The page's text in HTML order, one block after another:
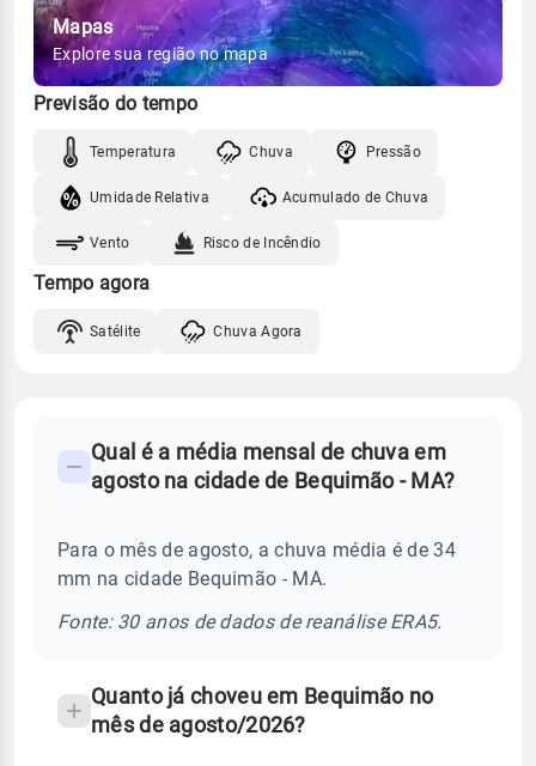
Mapas
Explore sua região no mapa
Previsão do tempo
Temperatura Chuva Pressão
Umidade Relativa Acumulado de Chuva
Vento Risco de Incêndio
Tempo agora
Satélite Chuva Agora
Perguntas
sobre
chuva
Qual é a média mensal de chuva em
agosto na cidade de Bequimão - MA?
Para o mês de agosto, a chuva média é de 34
mm na cidade Bequimão - MA.
Fonte: 30 anos de dados de reanálise ERA5.
Quanto já choveu em Bequimão no
mês de agosto/2026?